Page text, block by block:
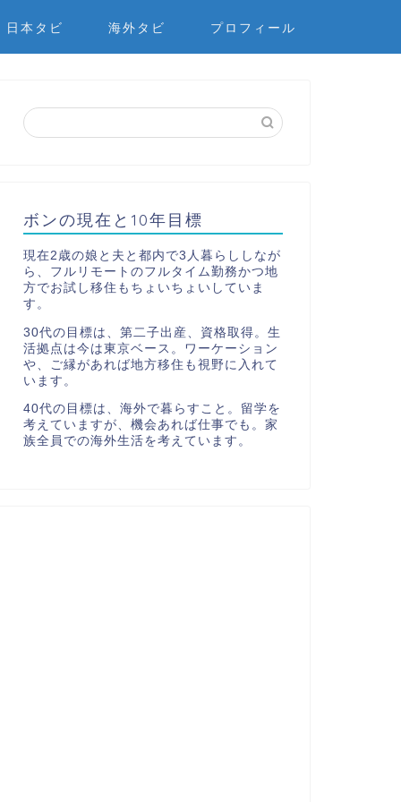
日本タビ 海外タビ プロフィール
ボンの現在と10年目標
現在2歳の娘と夫と都内で3人暮らししなが
ら、フルリモートのフルタイム勤務かつ地
方でお試し移住もちょいちょいしていま
す。
30代の目標は、第二子出産、資格取得。生
活拠点は今は東京ベース。ワーケーション
や、ご縁があれば地方移住も視野に入れて
います。
40代の目標は、海外で暮らすこと。留学を
考えていますが、機会あれば仕事でも。家
族全員での海外生活を考えています。